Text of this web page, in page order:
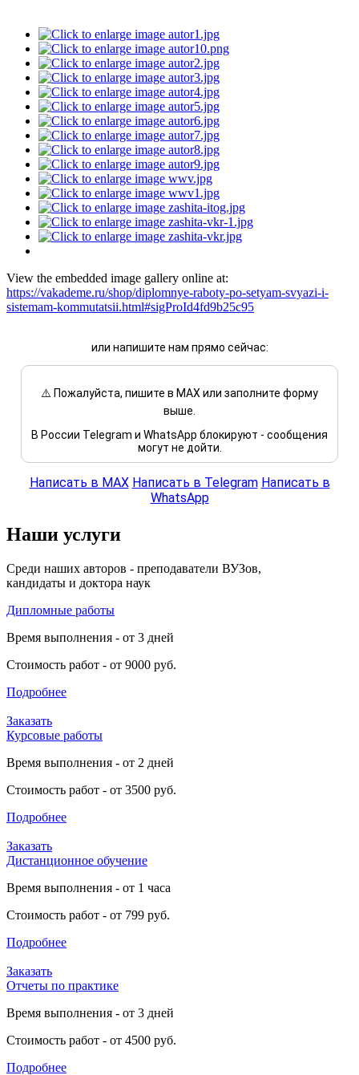
View the embedded image gallery online at:
https://vakademe.ru/shop/diplomnye-raboty-po-setyam-svyazi-i-
sistemam-kommutatsii.html#sigProId4fd9b25c95
или напишите нам прямо сейчас:
⚠️ Пожалуйста, пишите в MAX или заполните форму
выше.
В России Telegram и WhatsApp блокируют - сообщения
могут не дойти.
Написать в MAX Написать в Telegram Написать в
WhatsApp
Наши услуги
Среди наших авторов - преподаватели ВУЗов,
кандидаты и доктора наук
Дипломные работы
Время выполнения - от 3 дней
Стоимость работ - от 9000 руб.
Подробнее
Заказать
Курсовые работы
Время выполнения - от 2 дней
Стоимость работ - от 3500 руб.
Подробнее
Заказать
Дистанционное обучение
Время выполнения - от 1 часа
Стоимость работ - от 799 руб.
Подробнее
Заказать
Отчеты по практике
Время выполнения - от 3 дней
Стоимость работ - от 4500 руб.
Подробнее